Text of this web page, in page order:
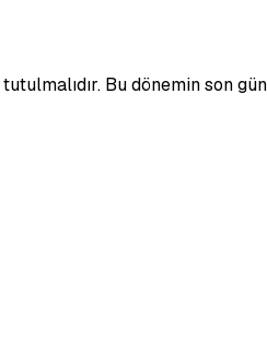
Bu dönemin son